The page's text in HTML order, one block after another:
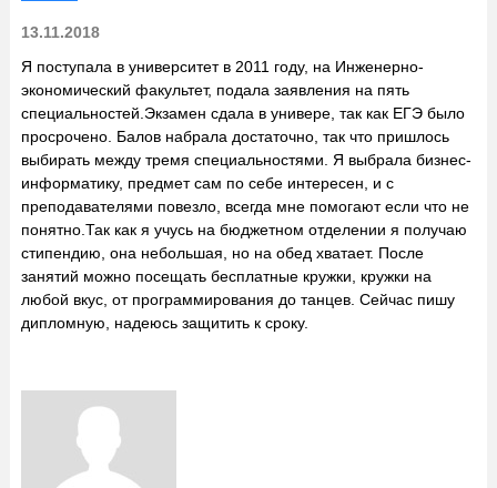
13.11.2018
Я поступала в университет в 2011 году, на Инженерно-
экономический факультет, подала заявления на пять
специальностей.Экзамен сдала в универе, так как ЕГЭ было
просрочено. Балов набрала достаточно, так что пришлось
выбирать между тремя специальностями. Я выбрала бизнес-
информатику, предмет сам по себе интересен, и с
преподавателями повезло, всегда мне помогают если что не
понятно.Так как я учусь на бюджетном отделении я получаю
стипендию, она небольшая, но на обед хватает. После
занятий можно посещать бесплатные кружки, кружки на
любой вкус, от программирования до танцев. Сейчас пишу
дипломную, надеюсь защитить к сроку.